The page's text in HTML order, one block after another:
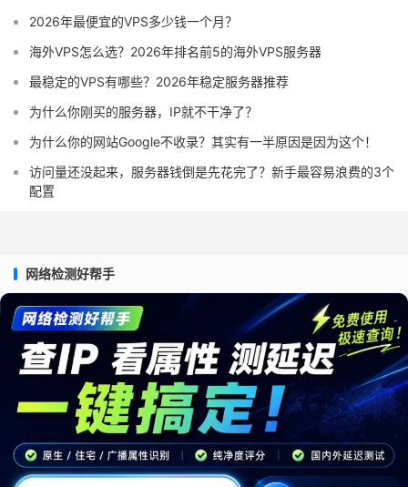
2026年最便宜的VPS多少钱一个月？
海外VPS怎么选？2026年排名前5的海外VPS服务器
最稳定的VPS有哪些？2026年稳定服务器推荐
为什么你刚买的服务器，IP就不干净了？
为什么你的网站Google不收录？其实有一半原因是因为这个！
访问量还没起来，服务器钱倒是先花完了？新手最容易浪费的3个
配置
网络检测好帮手